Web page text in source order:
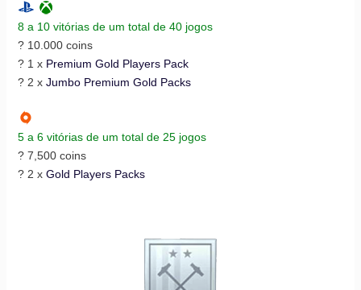
8 a 10 vitórias de um total de 40 jogos
? 10.000 coins
? 1 x Premium Gold Players Pack
? 2 x Jumbo Premium Gold Packs
5 a 6 vitórias de um total de 25 jogos
? 7,500 coins
? 2 x Gold Players Packs